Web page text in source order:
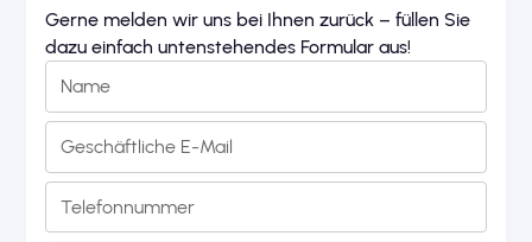
Gerne melden wir uns bei Ihnen zurück – füllen Sie
dazu einfach untenstehendes Formular aus!